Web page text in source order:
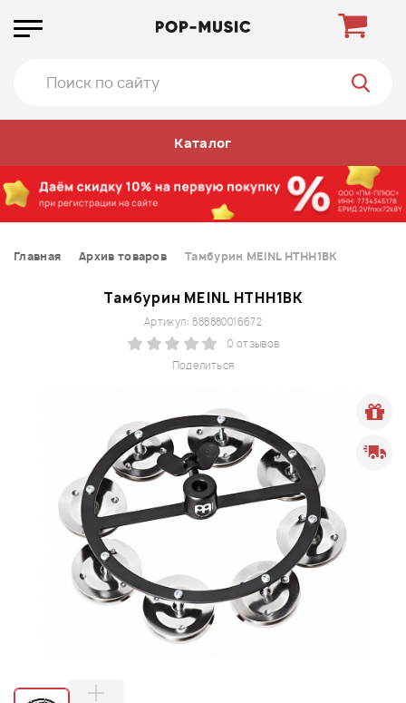
Каталог
Главная Архив товаров Тамбурин MEINL HTHH1BK
Тамбурин MEINL HTHH1BK
Поделиться
Артикул: 888880016672
0 отзывов